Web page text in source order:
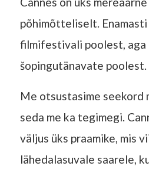
põhimõtteliselt.
filmifestivali poolest, aga
šopingutänavate poolest.
Me otsustasime seekord
seda me ka tegimegi.
väljus üks praamike, mis
lähedalasuvale saarele,